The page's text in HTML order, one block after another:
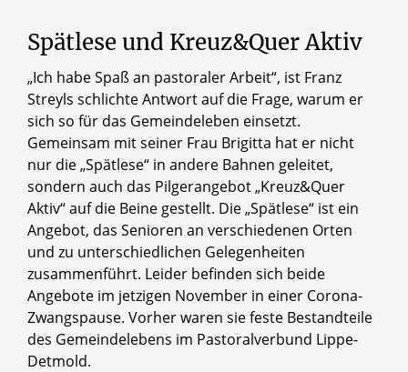
Spätlese und Kreuz&Quer Aktiv
„Ich habe Spaß an pastoraler Arbeit“, ist Franz
Streyls schlichte Antwort auf die Frage, warum er
sich so für das Gemeindeleben einsetzt.
Gemeinsam mit seiner Frau Brigitta hat er nicht
nur die „Spätlese“ in andere Bahnen geleitet,
sondern auch das Pilgerangebot „Kreuz&Quer
Aktiv“ auf die Beine gestellt. Die „Spätlese“ ist ein
Angebot, das Senioren an verschiedenen Orten
und zu unterschiedlichen Gelegenheiten
zusammenführt. Leider befinden sich beide
Angebote im jetzigen November in einer Corona-
Zwangspause. Vorher waren sie feste Bestandteile
des Gemeindelebens im Pastoralverbund Lippe-
Detmold.